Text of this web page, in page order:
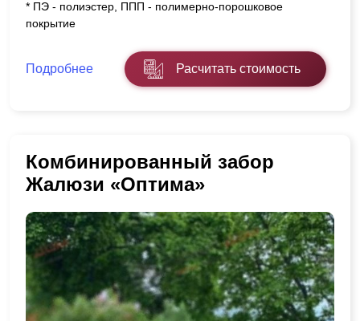
* ПЭ - полиэстер, ППП - полимерно-порошковое
покрытие
Подробнее Расчитать стоимость
Комбинированный забор
Жалюзи «Оптима»